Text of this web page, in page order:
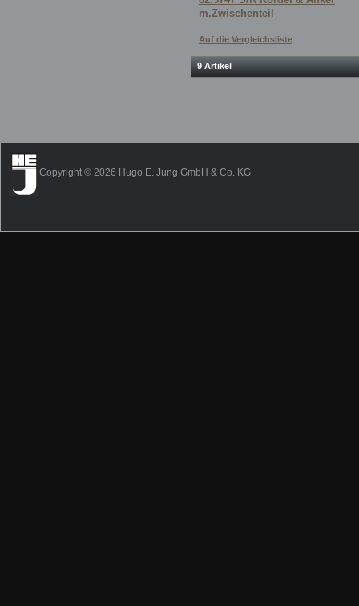
m.Zwischenteil
Auf die Vergleichsliste
9 Artikel
Copyright © 2026 Hugo E. Jung GmbH & Co. KG